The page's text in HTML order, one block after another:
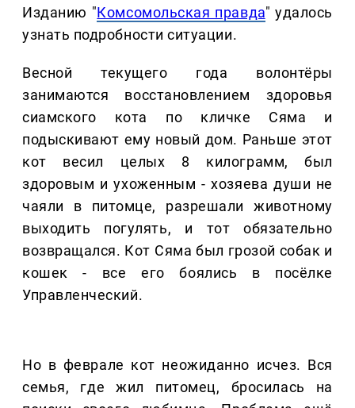
Изданию "Комсомольская правда" удалось
узнать подробности ситуации.
Весной текущего года волонтёры
занимаются восстановлением здоровья
сиамского кота по кличке Сяма и
подыскивают ему новый дом. Раньше этот
кот весил целых 8 килограмм, был
здоровым и ухоженным - хозяева души не
чаяли в питомце, разрешали животному
выходить погулять, и тот обязательно
возвращался. Кот Сяма был грозой собак и
кошек - все его боялись в посёлке
Управленческий.
Но в феврале кот неожиданно исчез. Вся
семья, где жил питомец, бросилась на